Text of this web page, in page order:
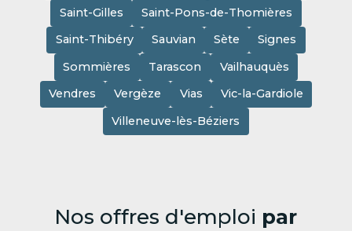
Saint-Gilles
Saint-Pons-de-Thomières
Saint-Thibéry
Sauvian Sète
Signes
Sommières
Tarascon
Vailhauquès
Vendres
Vergèze Vias
Vic-la-Gardiole
Villeneuve-lès-Béziers
Nos offres d'emploi par